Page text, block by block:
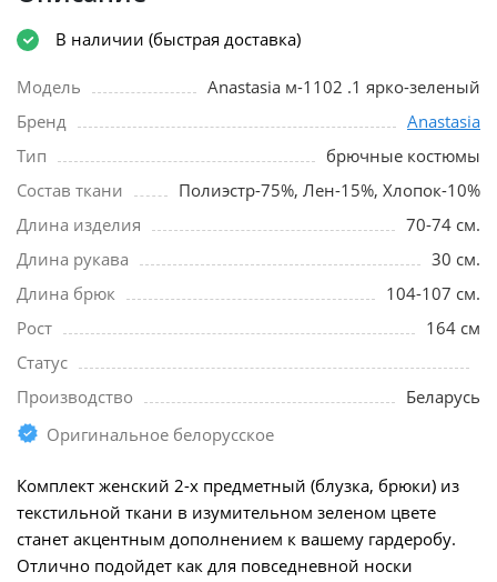
В наличии (быстрая доставка)
Модель
Anastasia м-1102 .1 ярко-зеленый
Бренд
Anastasia
Тип
брючные костюмы
Состав ткани
Полиэстр-75%, Лен-15%, Хлопок-10%
Длина изделия
70-74 см.
Длина рукава
30 см.
Длина брюк
104-107 см.
Рост
164 см
Статус
Производство
Беларусь
Оригинальное белорусское
Комплект женский 2-х предметный (блузка, брюки) из
текстильной ткани в изумительном зеленом цвете
станет акцентным дополнением к вашему гардеробу.
Отлично подойдет как для повседневной носки